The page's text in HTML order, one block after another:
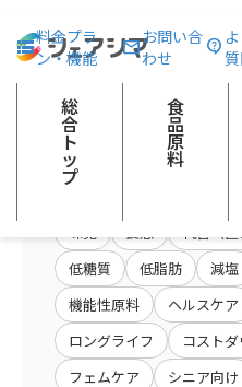
料金プラ
ン・機能
お問い合
わせ
総
合
ト
ッ
プ
食
品
原
料
総合トップ 食品原料 開発
原料・キーワード
会社
低糖質 低脂肪 減塩
機能性原料 ヘルスケア
ロングライフ コストダ
フェムケア シニア向け